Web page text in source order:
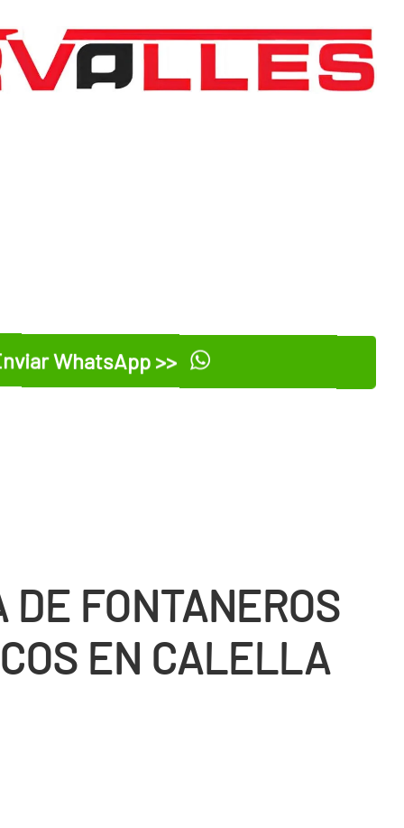
WhatsApp >>
DE FONTANEROS
EN CALELLA